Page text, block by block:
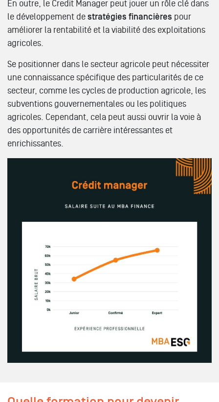
En outre, le Credit Manager peut jouer un rôle clé dans
le développement de stratégies financières pour
améliorer la rentabilité et la viabilité des exploitations
agricoles.
Se positionner dans le secteur agricole peut nécessiter
une connaissance spécifique des particularités de ce
secteur, comme les cycles de production agricole, les
subventions gouvernementales ou les politiques
agricoles. Cependant, cela peut aussi ouvrir la voie à
des opportunités de carrière intéressantes et
enrichissantes.